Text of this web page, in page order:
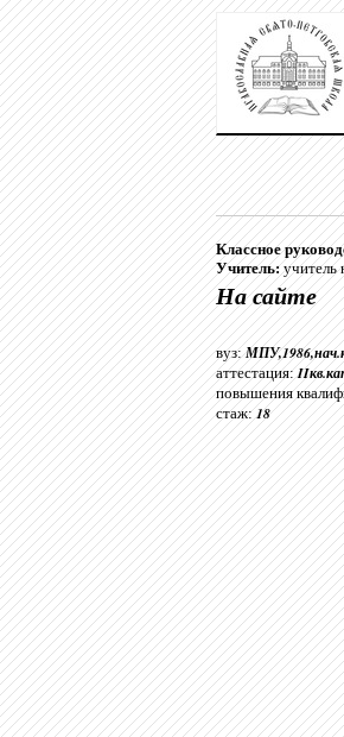
Классное
Учитель:учитель
На сайте
вуз:
аттестация:
повышения
стаж:18